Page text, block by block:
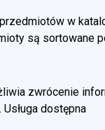
w
są sortowane
zwrócenie
Usługa dostępna